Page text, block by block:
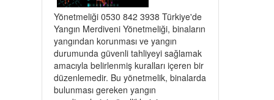
Yönetmeliği 0530 842 3938 Türkiye'de
Yangın Merdiveni Yönetmeliği, binaların
yangından korunması ve yangın
durumunda güvenli tahliyeyi sağlamak
amacıyla belirlenmiş kuralları içeren bir
düzenlemedir. Bu yönetmelik, binalarda
bulunması gereken yangın